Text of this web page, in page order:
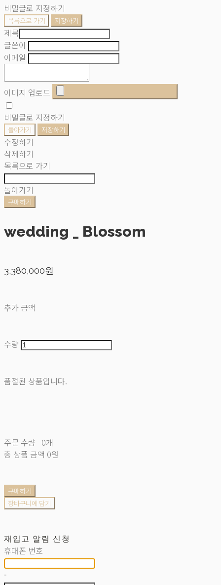
비밀글로 지정하기
목록으로 가기 저장하기
제목
글쓴이
이메일
이미지 업로드
비밀글로 지정하기
돌아가기 저장하기
수정하기
삭제하기
목록으로 가기
돌아가기
구매하기
wedding _ Blossom
3,380,000원
추가 금액
수량
품절된 상품입니다.
주문 수량 0개
총 상품 금액 0원
구매하기
장바구니에 담기
재입고 알림 신청
휴대폰 번호
-